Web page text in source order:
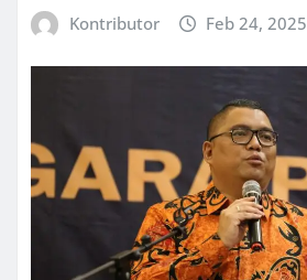
Kontributor Feb 24, 2025